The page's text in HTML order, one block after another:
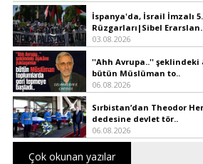
İspanya'da, İsrail İmzalı
Rüzgarları|Sibel
03.08.2026
''Ahh Avrupa..'' şeklindeki
bütün Müslüman to..
06.08.2026
Sırbistan’dan Theodor
dedesine devlet tör..
06.08.2026
Çok okunan yazılar